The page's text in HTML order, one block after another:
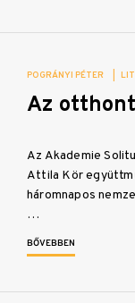
POGRÁNYI PÉTER
Az
Az Akademie
Attila Kör
háromnapos
…
BŐVEBBEN